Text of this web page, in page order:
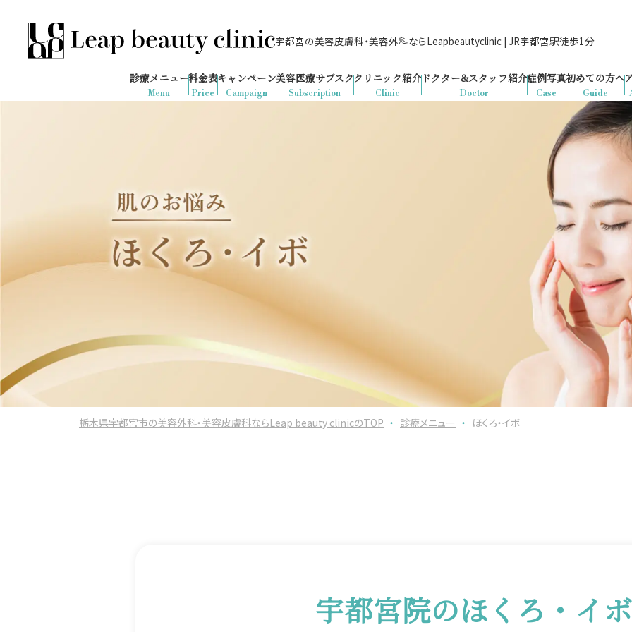
宇都宮の美容皮膚科・美容外科ならLeapbeautyclinic | JR宇都宮駅徒歩1分
の予約が入りました
診療時間：10:00-19:00
（土日祝日対応）
Menu
診療メニュー
Price
料金表
Campaign
キャンペーン
Subscription
美容医療サブスク
Clinic
クリニック紹介
Doctor
ドクター&スタッフ紹介
Case
症例写真
Guide
初めての方へ
栃木県宇都宮市の美容外科・美容皮膚科ならLeap beauty clinicのTOP ・ 診療メニュー ・ ほくろ・イボ
宇都宮院のほくろ・イ